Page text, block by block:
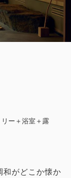
ー＋浴室＋露
和がどこか懐か